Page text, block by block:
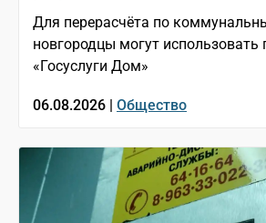
Для перерасчёта по
новгородцы могут использовать
«Госуслуги Дом»
06.08.2026 | Общество